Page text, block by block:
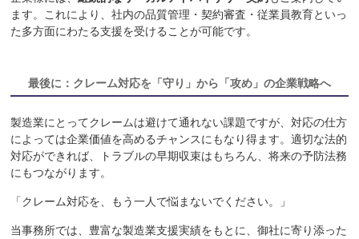
ます。これにより、社内の品質管理・契約審査・従業員教育といっ
た多方面にわたる支援を受けることが可能です。
最後に：クレーム対応を「守り」から「攻め」の企業戦略へ
製造業にとってクレームは避けて通れない課題ですが、対応の仕方
によっては企業価値を高めるチャンスにもなり得ます。適切な法的
対応ができれば、トラブルの早期収束はもちろん、将来の予防法務
にもつながります。
「クレーム対応を、もう一人で悩まないでください。」
当事務所では、豊富な製造業支援実績をもとに、御社に寄り添った